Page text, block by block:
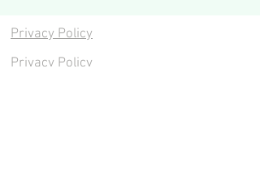
Privacy Policy
Privacy Policy